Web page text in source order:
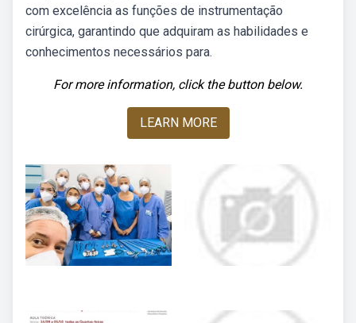
com excelência as funções de instrumentação
cirúrgica, garantindo que adquiram as habilidades e
conhecimentos necessários para.
For more information, click the button below.
LEARN MORE